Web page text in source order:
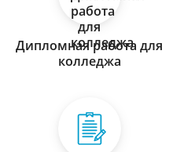
Дипломная работа для
колледжа